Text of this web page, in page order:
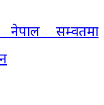
नेपाल सम्वतमा